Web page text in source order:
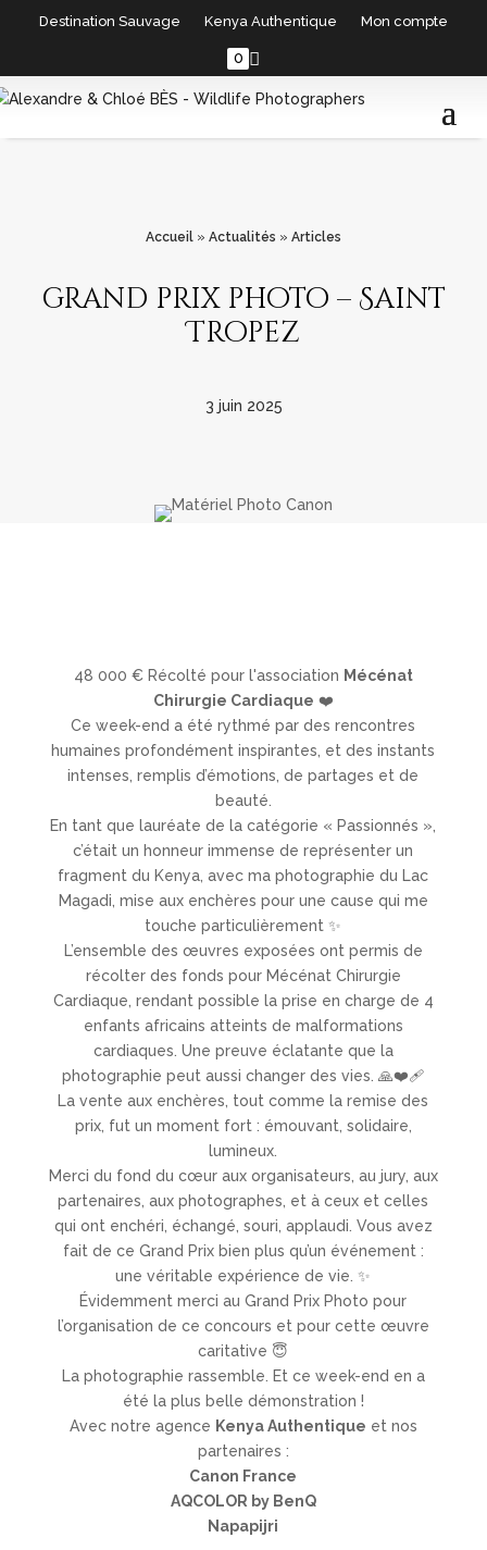
Destination Sauvage Kenya Authentique Mon compte
0
Accueil » Actualités » Articles
grand prix photo – Saint
Tropez
3 juin 2025
48 000 € Récolté pour l'association Mécénat
Chirurgie Cardiaque ❤️
Ce week-end a été rythmé par des rencontres
humaines profondément inspirantes, et des instants
intenses, remplis d’émotions, de partages et de
beauté.
En tant que lauréate de la catégorie « Passionnés »,
c’était un honneur immense de représenter un
fragment du Kenya, avec ma photographie du Lac
Magadi, mise aux enchères pour une cause qui me
touche particulièrement ✨
L’ensemble des œuvres exposées ont permis de
récolter des fonds pour Mécénat Chirurgie
Cardiaque, rendant possible la prise en charge de 4
enfants africains atteints de malformations
cardiaques. Une preuve éclatante que la
photographie peut aussi changer des vies. 🙏❤️‍🩹
La vente aux enchères, tout comme la remise des
prix, fut un moment fort : émouvant, solidaire,
lumineux.
Merci du fond du cœur aux organisateurs, au jury, aux
partenaires, aux photographes, et à ceux et celles
qui ont enchéri, échangé, souri, applaudi. Vous avez
fait de ce Grand Prix bien plus qu’un événement :
une véritable expérience de vie. ✨
Évidemment merci au Grand Prix Photo pour
l’organisation de ce concours et pour cette œuvre
caritative 😇
La photographie rassemble. Et ce week-end en a
été la plus belle démonstration !
Avec notre agence Kenya Authentique et nos
partenaires :
Canon France
AQCOLOR by BenQ
Napapijri